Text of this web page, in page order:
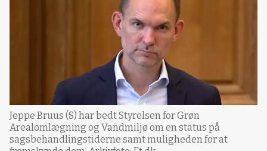
Jeppe Bruus (S) har bedt Styrelsen for Grøn
Arealomlægning og Vandmiljø om en status på
sagsbehandlingstiderne samt muligheden for at